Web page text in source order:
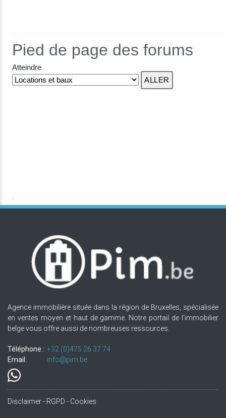
Pied de page des forums
Atteindre
Agence immobilière située dans la région de Bruxelles, spécialisée
en ventes moyen et haut de gamme. Notre portail de l'immobilier
belge vous offre aussi de nombreuses ressources.
Téléphone : +32.(0)475 26 37 74
Email:
info@pim.be
Disclaimer - RGPD - Cookies